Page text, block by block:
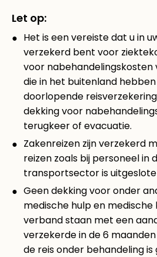
Let op:
Het is een vereiste dat u in
verzekerd bent voor
voor
die in het buitenland
doorlopende
dekking voor
terugkeer of evacuatie.
Zakenreizen zijn verzekerd
reizen zoals bij personeel in
transportsector is
Geen dekking voor onder
medische hulp en
verband staan met een
verzekerde in de 6
de reis onder behandeling is